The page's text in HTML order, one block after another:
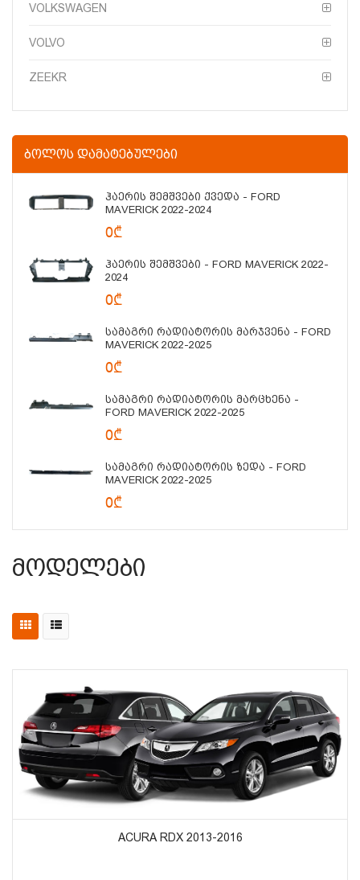
VOLKSWAGEN
VOLVO
ZEEKR
ᲑᲝᲚᲝᲡ ᲓᲐᲛᲐᲢᲔᲑᲣᲚᲔᲑᲘ
Ჰაერის Შემშვები Ქვედა - FORD
MAVERICK 2022-2024
0₾
Ჰაერის Შემშვები - FORD MAVERICK 2022-
2024
0₾
Სამაგრი Რადიატორის Მარჯვენა - FORD
MAVERICK 2022-2025
0₾
Სამაგრი Რადიატორის Მარცხენა -
FORD MAVERICK 2022-2025
0₾
Სამაგრი Რადიატორის Ზედა - FORD
MAVERICK 2022-2025
0₾
Მოდელები
ᲞᲠᲝᲓᲣᲥᲢᲔᲑᲘᲡ ᲜᲐᲮᲕᲐ
ACURA RDX 2013-2016